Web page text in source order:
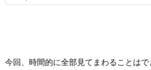
今回、時間的に全部見てまわることはで